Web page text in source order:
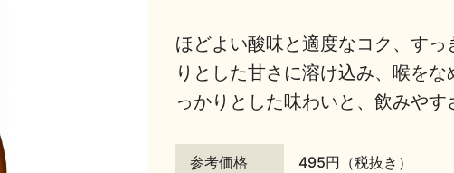
ほどよい酸味と適度なコク、す
りとした甘さに溶け込み、喉を
っかりとした味わいと、飲みや
参考価格 495円（税抜き）